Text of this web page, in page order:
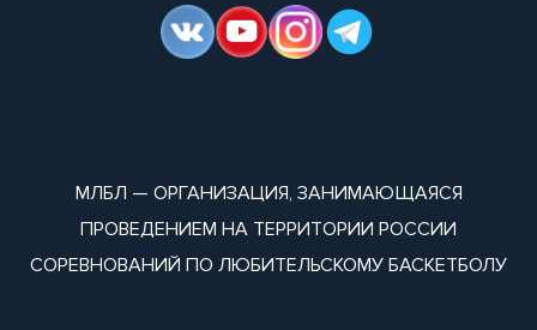
МЛБЛ — ОРГАНИЗАЦИЯ, ЗАНИМАЮЩАЯСЯ
ПРОВЕДЕНИЕМ НА ТЕРРИТОРИИ РОССИИ
СОРЕВНОВАНИЙ ПО ЛЮБИТЕЛЬСКОМУ БАСКЕТБОЛУ